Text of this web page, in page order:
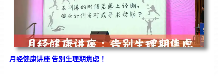
月经健康讲座 告别生理期焦虑！